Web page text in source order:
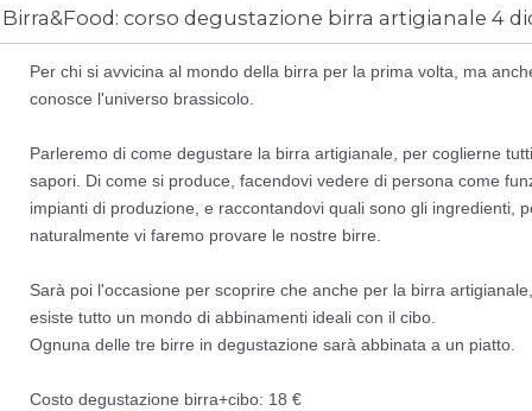
Birra&Food: corso degustazione birra artigianale 4
Per chi si avvicina al mondo della birra per la prima volta, ma
conosce l'universo brassicolo.
Parleremo di come degustare la birra artigianale, per coglierne
sapori. Di come si produce, facendovi vedere di persona come
impianti di produzione, e raccontandovi quali sono gli ingredienti,
naturalmente vi faremo provare le nostre birre.
Sarà poi l'occasione per scoprire che anche per la birra
esiste tutto un mondo di abbinamenti ideali con il cibo.
Ognuna delle tre birre in degustazione sarà abbinata a un piatto.
Costo degustazione birra+cibo: 18 €